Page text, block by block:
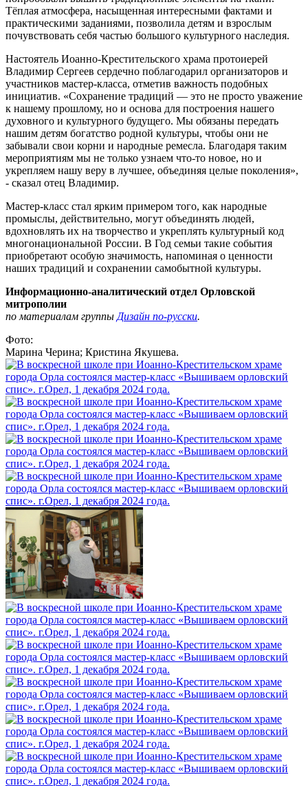
Тёплая атмосфера, насыщенная интересными фактами и
практическими заданиями, позволила детям и взрослым
почувствовать себя частью большого культурного наследия.
Настоятель Иоанно-Крестительского храма протоиерей
Владимир Сергеев сердечно поблагодарил организаторов и
участников мастер-класса, отметив важность подобных
инициатив. «Сохранение традиций — это не просто уважение
к нашему прошлому, но и основа для построения нашего
духовного и культурного будущего. Мы обязаны передать
нашим детям богатство родной культуры, чтобы они не
забывали свои корни и народные ремесла. Благодаря таким
мероприятиям мы не только узнаем что-то новое, но и
укрепляем нашу веру в лучшее, объединяя целые поколения»,
- сказал отец Владимир.
Мастер-класс стал ярким примером того, как народные
промыслы, действительно, могут объединять людей,
вдохновлять их на творчество и укреплять культурный код
многонациональной России. В Год семьи такие события
приобретают особую значимость, напоминая о ценности
наших традиций и сохранении самобытной культуры.
Информационно-аналитический отдел Орловской
митрополии
по материалам группы Дизайн по-русски.
Фото:
Марина Черина; Кристина Якушева.